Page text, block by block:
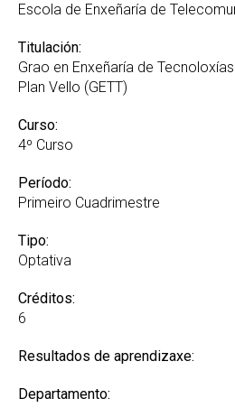
Escola de Enxeñaría de
Titulación:
Grao en Enxeñaría de
Plan Vello (GETT)
Curso:
4º Curso
Período:
Primeiro Cuadrimestre
Tipo:
Optativa
Créditos:
6
Resultados de aprendizaxe:
Departamento: